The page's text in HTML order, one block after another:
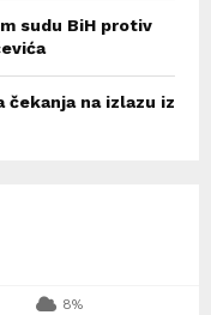
sudu BiH protiv
čekanja na izlazu iz
8%